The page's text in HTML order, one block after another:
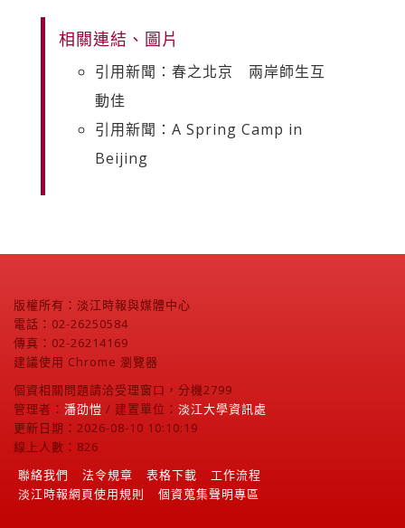
相關連結、圖片
引用新聞：春之北京 兩岸師生互
動佳
引用新聞：A Spring Camp in
Beijing
版權所有：淡江時報與媒體中心
電話：02-26250584
傳真：02-26214169
建議使用 Chrome 瀏覽器
個資相關問題請洽受理窗口，分機2799
管理者： 潘劭愷 / 建置單位： 淡江大學資訊處
更新日期：2026-08-10 10:10:19
線上人數：826
聯絡我們
法令規章 表格下載
工作流程
淡江時報網頁使用規則
個資蒐集聲明專區